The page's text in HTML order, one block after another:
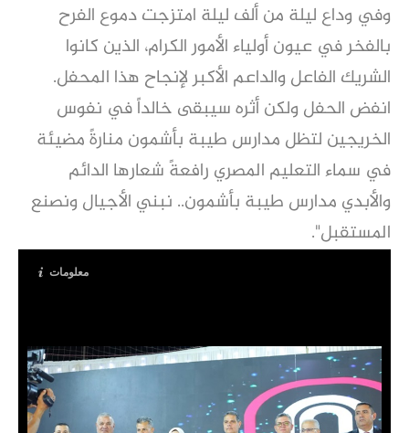
وفي وداع ليلة من ألف ليلة امتزجت دموع الفرح
بالفخر في عيون أولياء الأمور الكرام، الذين كانوا
الشريك الفاعل والداعم الأكبر لإنجاح هذا المحفل.
انفض الحفل ولكن أثره سيبقى خالداً في نفوس
الخريجين لتظل مدارس طيبة بأشمون منارةً مضيئة
في سماء التعليم المصري رافعةً شعارها الدائم
والأبدي مدارس طيبة بأشمون.. نبني الأجيال ونصنع
المستقبل".
معلومات